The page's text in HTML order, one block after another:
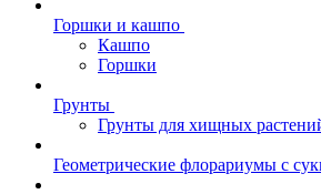
Горшки и кашпо
Кашпо
Горшки
Грунты
Грунты для хищных
Геометрические флорариумы с